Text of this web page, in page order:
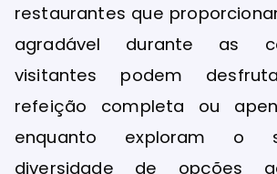
restaurantes que
agradável durante as
visitantes podem
refeição completa ou
enquanto exploram o
diversidade de opções